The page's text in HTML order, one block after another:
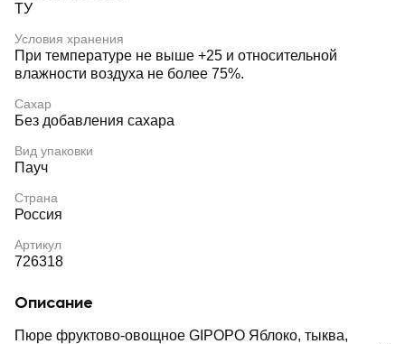
ТУ
Условия хранения
При температуре не выше +25 и относительной
влажности воздуха не более 75%.
Сахар
Без добавления сахара
Вид упаковки
Пауч
Страна
Россия
Артикул
726318
Описание
Пюре фруктово-овощное GIPOPO Яблоко, тыква,